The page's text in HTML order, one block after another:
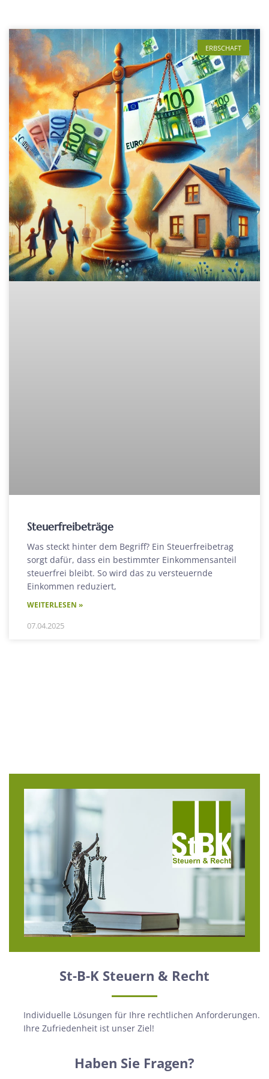
ERBSCHAFT
Steuerfreibeträge
Was steckt hinter dem Begriff? Ein Steuerfreibetrag
sorgt dafür, dass ein bestimmter Einkommensanteil
steuerfrei bleibt. So wird das zu versteuernde
Einkommen reduziert,
WEITERLESEN »
07.04.2025
St-B-K Steuern & Recht
Individuelle Lösungen für Ihre rechtlichen Anforderungen.
Ihre Zufriedenheit ist unser Ziel!
Haben Sie Fragen?